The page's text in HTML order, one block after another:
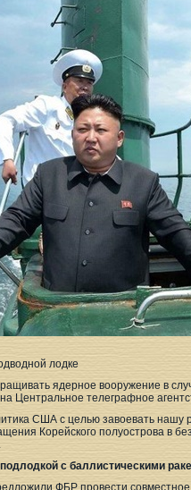
лодке
ядерное вооружение в
Центральное телеграфное
США с целью завоевать нашу
Корейского полуострова в
с баллистическими
ФБР провести